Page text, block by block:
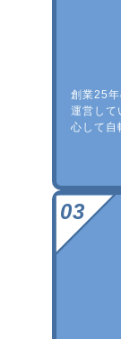
創業25
運営して
心して自